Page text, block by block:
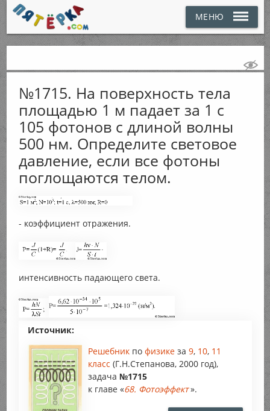
МЕНЮ
№1715. На поверхность тела
площадью 1 м падает за 1 с
105 фотонов с длиной волны
500 нм. Определите световое
давление, если все фотоны
поглощаются телом.
- коэффициент отражения.
интенсивность падающего света.
Источник:
Решебник по физике за 9, 10, 11
класс (Г.Н.Степанова, 2000 год),
задача №1715
к главе «68. Фотоэффект».